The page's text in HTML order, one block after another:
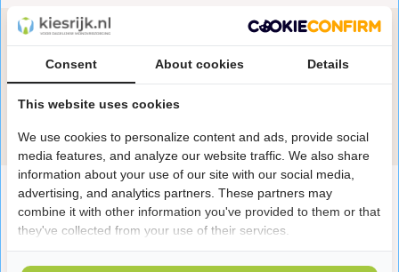
Productomschrijving
Reviews
Heb je een vraag over dit product?
Onze specialisten helpen je graag! Spreek ons aan
in de chat of stuur een e-mail.
Consent About cookies Details
This website uses cookies
We use cookies to personalize content and ads, provide social
media features, and analyze our website traffic. We also share
information about your use of our site with our social media,
advertising, and analytics partners. These partners may
combine it with other information you've provided to them or that
they've collected from your use of their services.